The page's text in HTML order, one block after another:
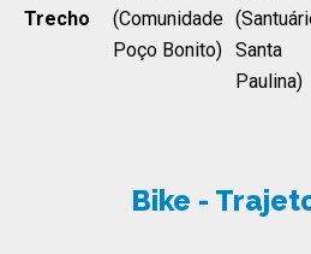
Trecho
(Comunidade
Poço Bonito) Santa
Paulina)
Bike -